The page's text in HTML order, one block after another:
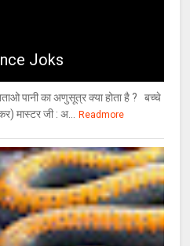
Joks
पानी का अणुसूत्र क्या होता है ? बच्चे
मास्टर जी : अ...
Readmore